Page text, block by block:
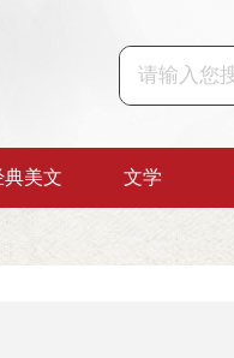
典美文 文学